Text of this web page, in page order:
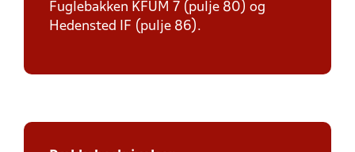
Fuglebakken KFUM 7 (pulje 80) og
Hedensted IF (pulje 86).